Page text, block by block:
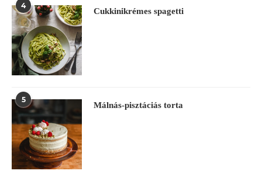
4
Cukkinikrémes spagetti
5
Málnás-pisztáciás torta